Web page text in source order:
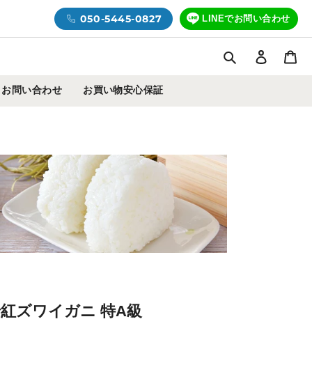
050-5445-0827 LINEでお問い合わせ
検索 ログイ
お問い合わせ お買い物安心保証
ズワイガニ 特A級